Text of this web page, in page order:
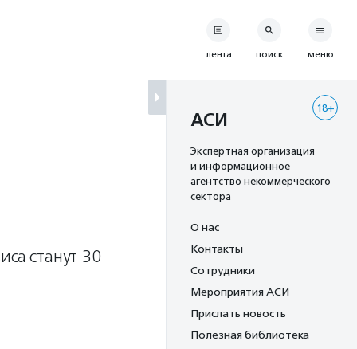
станут 30
лента поиск меню
18+
АСИ
Экспертная организация
и информационное
агентство некоммерческого
сектора
О нас
Контакты
Сотрудники
Мероприятия АСИ
Прислать новость
Полезная библиотека